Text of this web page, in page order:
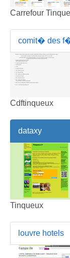
Carrefour
comit� des
Cdftinqueux
dataxy
Tinqueux
louvre hotels